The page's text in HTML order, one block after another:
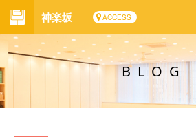
神楽坂 ACCESS
BLOG